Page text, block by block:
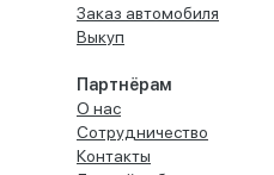
Заказ автомобиля
Выкуп
Партнёрам
О нас
Сотрудничество
Контакты